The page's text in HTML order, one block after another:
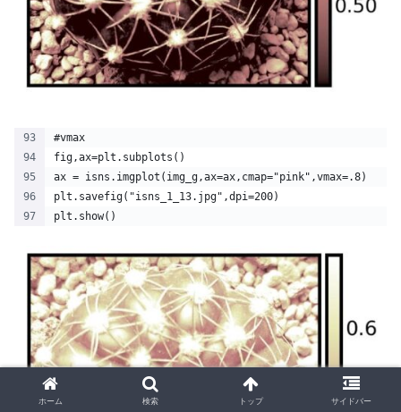
#vmax
fig,ax=plt.subplots()
ax = isns.imgplot(img_g,ax=ax,cmap="pink",vmax=.8)
plt.savefig("isns_1_13.jpg",dpi=200)
plt.show()
ホーム 検索 トップ サイドバー